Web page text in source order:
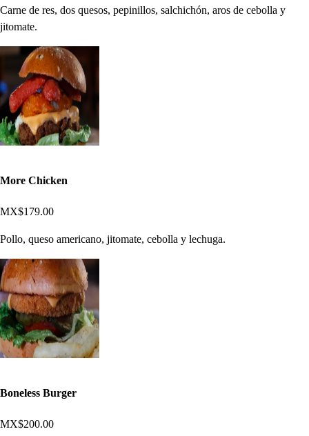
Carne de res, dos quesos, pepinillos, salchichón, aros de cebolla y
jitomate.
More Chicken
MX$179.00
Pollo, queso americano, jitomate, cebolla y lechuga.
Boneless Burger
MX$200.00